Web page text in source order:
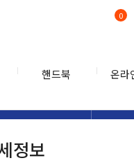
핸드북 온라
0
정보